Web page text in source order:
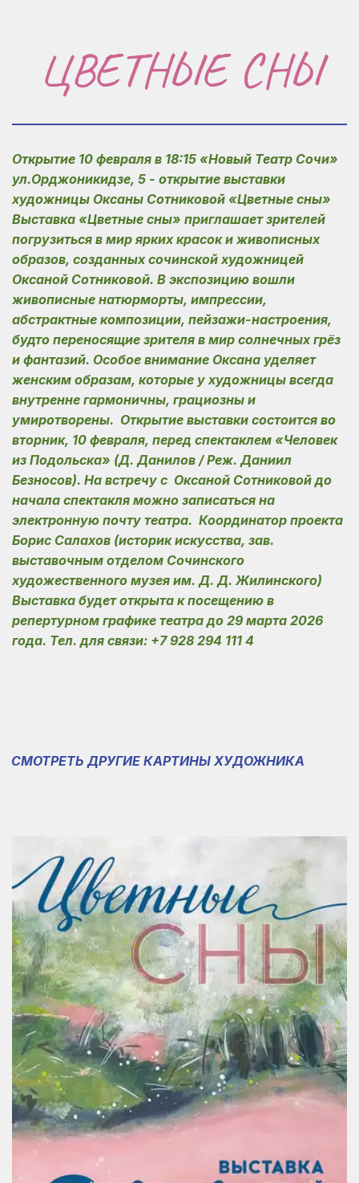
ЦВЕТНЫЕ СНЫ
Открытие 10 февраля в 18:15 «Новый Театр Сочи»
ул.Орджоникидзе, 5 - открытие выставки
художницы Оксаны Сотниковой «Цветные сны»
Выставка «Цветные сны» приглашает зрителей
погрузиться в мир ярких красок и живописных
образов, созданных сочинской художницей
Оксаной Сотниковой. В экспозицию вошли
живописные натюрморты, импрессии,
абстрактные композиции, пейзажи-настроения,
будто переносящие зрителя в мир солнечных грёз
и фантазий. Особое внимание Оксана уделяет
женским образам, которые у художницы всегда
внутренне гармоничны, грациозны и
умиротворены.  Открытие выставки состоится во
вторник, 10 февраля, перед спектаклем «Человек
из Подольска» (Д. Данилов / Реж. Даниил
Безносов). На встречу с  Оксаной Сотниковой до
начала спектакля можно записаться на
электронную почту театра.  Координатор проекта
Борис Салахов (историк искусства, зав.
выставочным отделом Сочинского
художественного музея им. Д. Д. Жилинского)
Выставка будет открыта к посещению в
репертурном графике театра до 29 марта 2026
года. Тел. для связи: +7 928 294 111 4
СМОТРЕТЬ ДРУГИЕ КАРТИНЫ ХУДОЖНИКА